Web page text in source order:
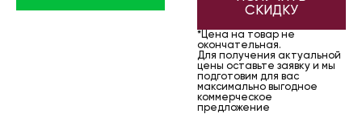
СКИДКУ
*Цена на товар не
окончательная.
Для получения актуальной
цены оставьте заявку и мы
подготовим для вас
максимально выгодное
коммерческое
предложение